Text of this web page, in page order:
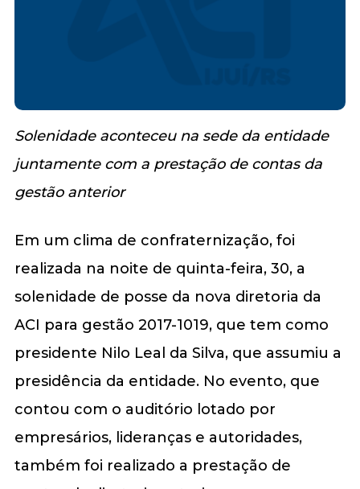
Solenidade aconteceu na sede da entidade
juntamente com a prestação de contas da
gestão anterior
Em um clima de confraternização, foi
realizada na noite de quinta-feira, 30, a
solenidade de posse da nova diretoria da
ACI para gestão 2017-1019, que tem como
presidente Nilo Leal da Silva, que assumiu a
presidência da entidade. No evento, que
contou com o auditório lotado por
empresários, lideranças e autoridades,
também foi realizado a prestação de